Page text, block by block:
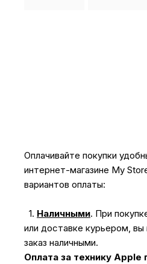
Оплачивайте покупки
интернет-магазине My
вариантов оплаты:
1. Наличными. При
или доставке курьером,
заказ наличными.
Оплата за технику Apple